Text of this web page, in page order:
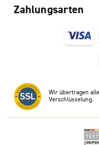
Zahlungsarten
Wir übertragen
Verschlüsselung.